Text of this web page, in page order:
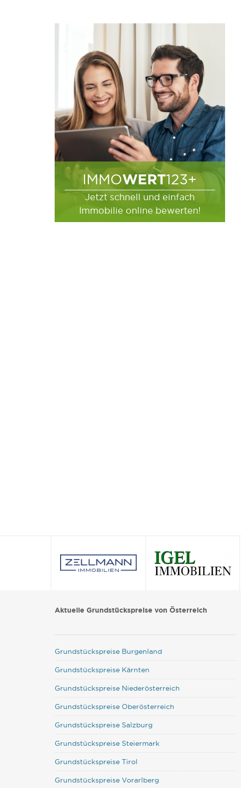
IMMOWERT123+
Jetzt schnell und einfach
Immobilie online bewerten!
Aktuelle Grundstückspreise von Österreich
Grundstückspreise Burgenland
Grundstückspreise Kärnten
Grundstückspreise Niederösterreich
Grundstückspreise Oberösterreich
Grundstückspreise Salzburg
Grundstückspreise Steiermark
Grundstückspreise Tirol
Grundstückspreise Vorarlberg